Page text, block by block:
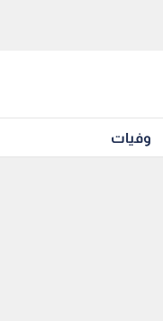
وفيات